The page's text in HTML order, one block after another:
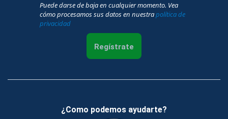
Puede darse de baja en cualquier momento. Vea
cómo procesamos sus datos en nuestrapolítica de
privacidad
Regístrate
¿Como podemos ayudarte?